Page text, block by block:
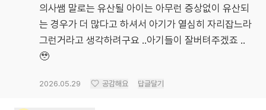
의사쌤 말로는 유산될 아이는 아무런 증상없이 유산되
는 경우가 더 많다고 하셔서 아기가 열심히 자리잡느라
그런거라고 생각하려구요 ..아기들이 잘버텨주겠죠 ..
🥹
2026.05.29 공감해요 답글달기